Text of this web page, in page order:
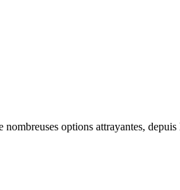
options attrayantes,